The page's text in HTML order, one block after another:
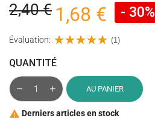
2,40 € 1,68 € - 30%
Évaluation: (1)
QUANTITÉ
AU PANIER
 Derniers articles en stock